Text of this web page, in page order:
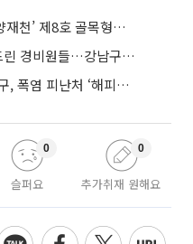
서초구, 양재천길 상권 ‘살롱in양재천’ 제8호 골목형상점가 지정
아파트 화재에 집집마다 문 두드린 경비원들…강남구 감사장 수여
홍대 한복판에 이글루가…마포구, 폭염 피난처 ‘해피소’ 운영
슬퍼요
0
추가취재 원해요
0